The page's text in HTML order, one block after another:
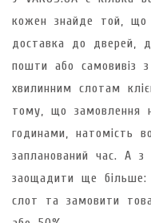
кожен знайде той, що
доставка до дверей,
пошти або самовивіз
хвилинним слотам
тому, що замовлення
годинами, натомість
запланований час. А з
заощадити ще
слот та замовити